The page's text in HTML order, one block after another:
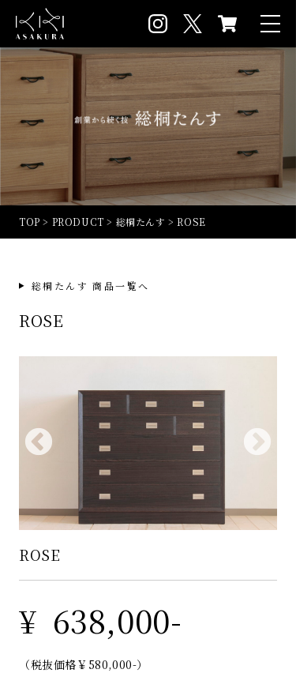
TOP > PRODUCT > 総桐たんす >ROSE
総桐たんす 商品一覧へ
ROSE
ROSE
¥ 638,000-
（税抜価格￥580,000-）